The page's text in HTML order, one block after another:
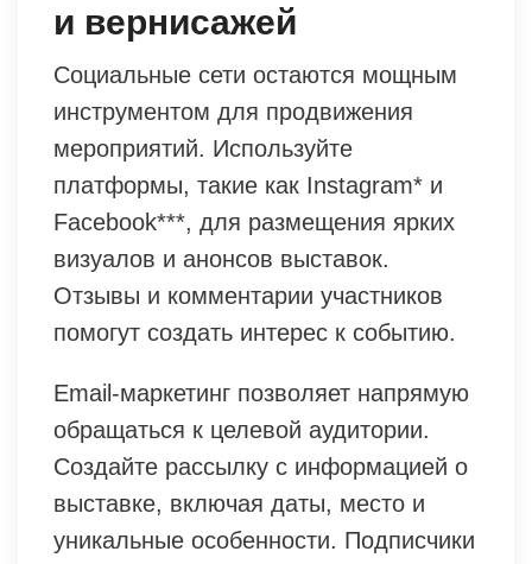
и вернисажей
Социальные сети остаются мощным
инструментом для продвижения
мероприятий. Используйте
платформы, такие как Instagram* и
Facebook***, для размещения ярких
визуалов и анонсов выставок.
Отзывы и комментарии участников
помогут создать интерес к событию.
Email-маркетинг позволяет напрямую
обращаться к целевой аудитории.
Создайте рассылку с информацией о
выставке, включая даты, место и
уникальные особенности. Подписчики